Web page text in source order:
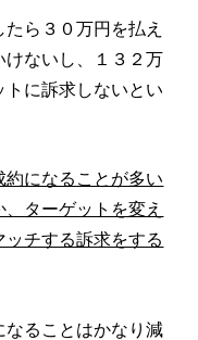
ら３０万円を払え
けないし、１３２万
に訴求しないとい
約になることが多い
ターゲットを変え
チする訴求をする
ることはかなり減